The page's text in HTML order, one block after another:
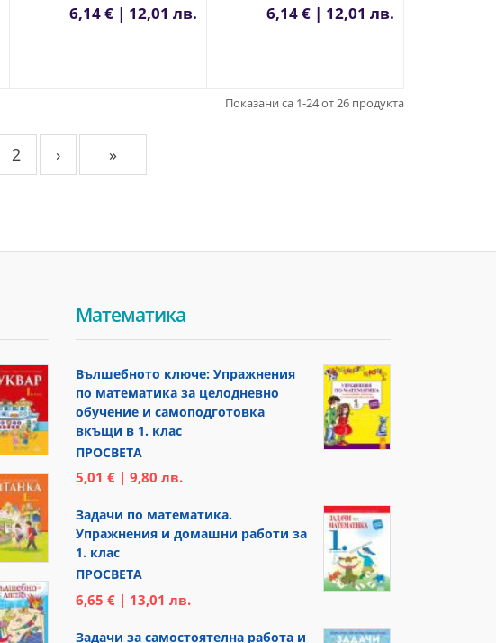
6,14 € | 12,01 лв. 6,14 € | 12,01 лв.
Показани са 1-24 от 26 продукта
2 › »
Математика
Вълшебното ключе: Упражнения
по математика за целодневно
обучение и самоподготовка
вкъщи в 1. клас
ПРОСВЕТА
5,01 € | 9,80 лв.
Задачи по математика.
Упражнения и домашни работи за
1. клас
ПРОСВЕТА
6,65 € | 13,01 лв.
Задачи за самостоятелна работа и